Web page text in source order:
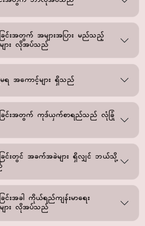
င်းအတွက် အများအပြား မည်သည့်
ား လိုအပ်သည်
ရ အကောင့်များ ရှိသည်
ြင်းအတွက် ကုဒ်ယှက်စာရည်သည် လုံခြုံ
ြင်းတွင် အခက်အခဲများ ရှိလျှင် ဘယ်သို့
င်းအခါ ကိုယ်ရည်ကျန်းမာရေး
ား လိုအပ်သည်